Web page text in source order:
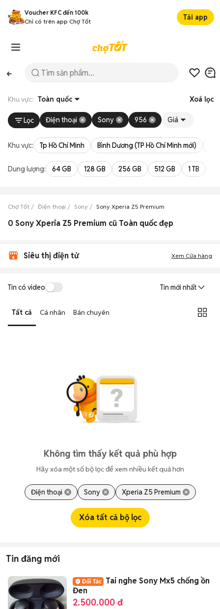
Voucher KFC đến 100k
Chỉ có trên app Chợ Tốt
Tải app
Khu vực: Toàn quốc Xoá lọc
Lọc Điện thoại Sony 956 Giá
Khu vực: Tp Hồ Chí Minh Bình Dương (TP Hồ Chí Minh mới)
Dung lượng: 64 GB 128 GB 256 GB 512 GB 1 TB
Chợ Tốt Điện thoại Sony Sony Xperia Z5 Premium
0 Sony Xperia Z5 Premium cũ Toàn quốc đẹp
Siêu thị điện tử Xem Cửa hàng
Tin có video Tin mới nhất
Tất cả Cá nhân Bán chuyên
Không tìm thấy kết quả phù hợp
Hãy xóa một số bộ lọc để xem nhiều kết quả hơn
Điện thoại Sony Xperia Z5 Premium
Xóa tất cả bộ lọc
Tin đăng mới
Tai nghe Sony Mx5 chống ồn
Đen
2.500.000 đ